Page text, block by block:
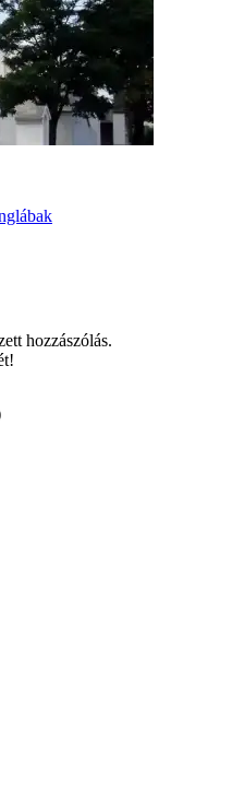
hozzászólás.